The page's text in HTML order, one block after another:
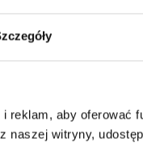
aby oferować
witryny,